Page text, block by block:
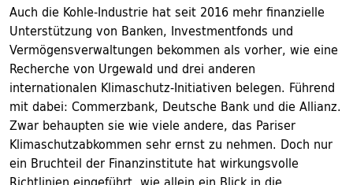
Auch die Kohle-Industrie hat seit 2016 mehr finanzielle
Unterstützung von Banken, Investmentfonds und
Vermögensverwaltungen bekommen als vorher, wie eine
Recherche von Urgewald und drei anderen
internationalen Klimaschutz-Initiativen belegen. Führend
mit dabei: Commerzbank, Deutsche Bank und die Allianz.
Zwar behaupten sie wie viele andere, das Pariser
Klimaschutzabkommen sehr ernst zu nehmen. Doch nur
ein Bruchteil der Finanzinstitute hat wirkungsvolle